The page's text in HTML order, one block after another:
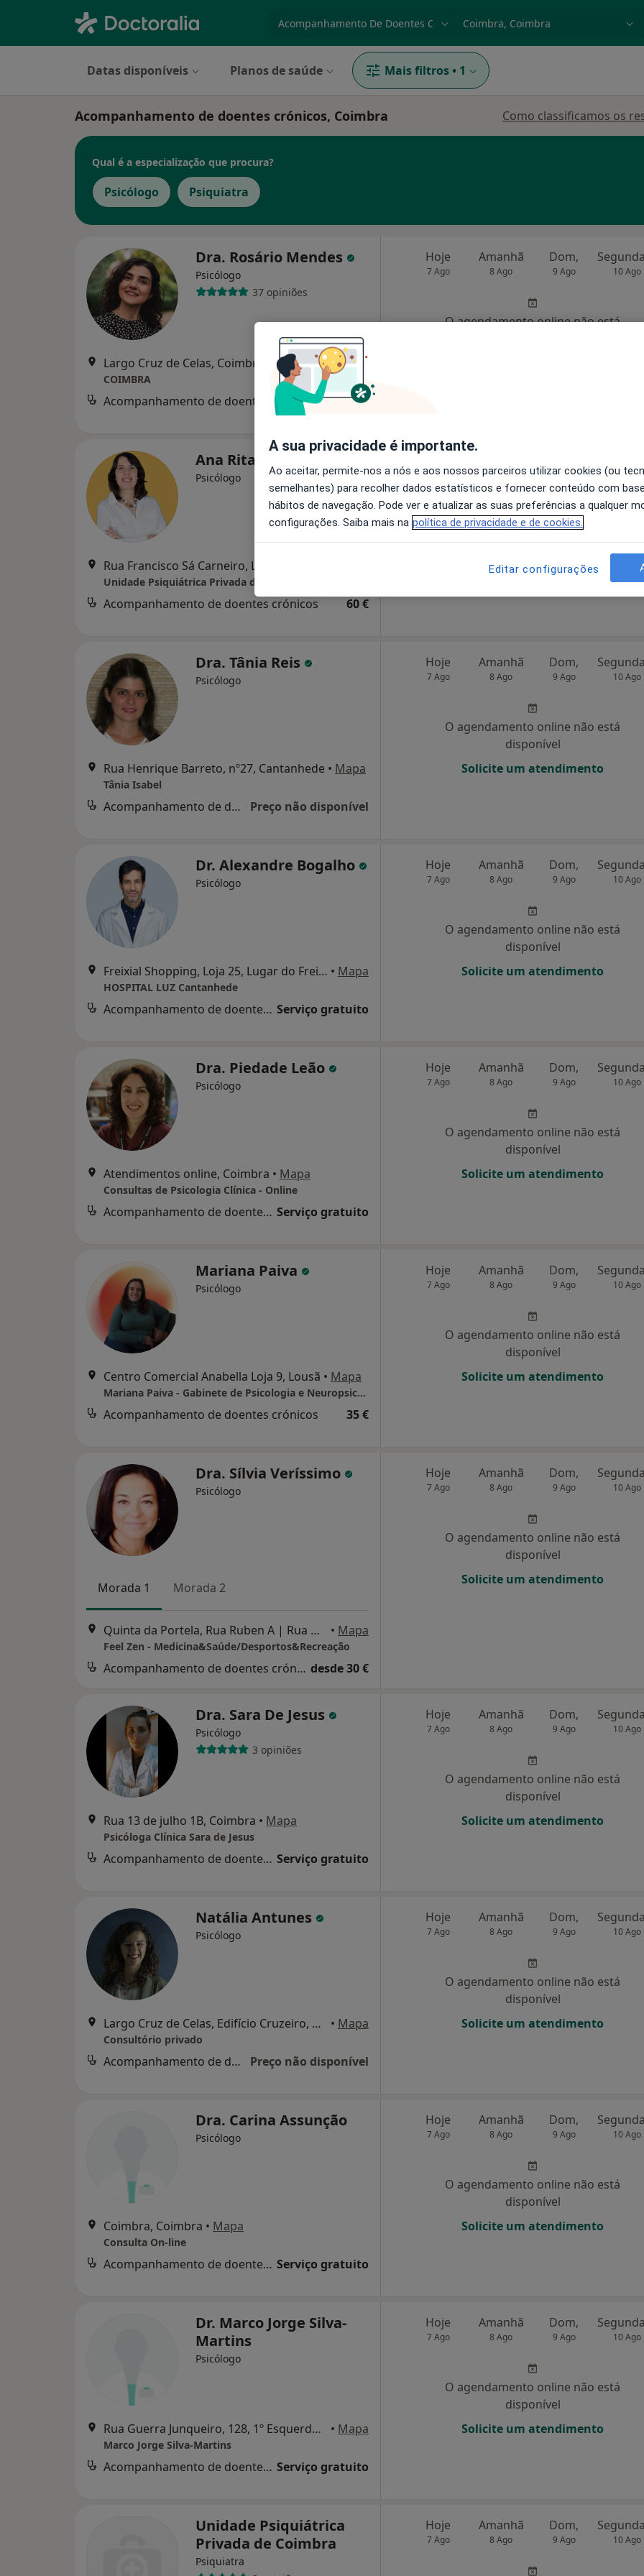
Datas disponíveis Planos de saúde Mais filtros • 1
Acompanhamento de doentes crónicos, Coimbra Como classificamos os
Qual é a especialização que procura?
Psicólogo Psiquiatra
Dra. Rosário Mendes
Psicólogo
37 opiniões
Largo Cruz de Celas, Coimbra Mapa
COIMBRA
Acompanhamento de doentes crónicos desde 40 €
Hoje
7 Ago
Amanhã
8 Ago
Dom,
9 Ago 10 Ago
O agendamento online não está
Ana Rita Sousa E Silva
Psicólogo
Unidade Psiquiátrica Privada de Coimbra
Acompanhamento de doentes crónicos 60 €
7 Ago 8 Ago 9 Ago 10 Ago
O agendamento online não está
Solicite um atendimento
Dra. Tânia Reis
Psicólogo
Rua Henrique Barreto, nº27, Cantanhede • Mapa
Tânia Isabel
Acompanhamento de doentes crónicos Preço não disponível
Hoje
7 Ago
Amanhã
8 Ago
Dom,
9 Ago 10 Ago
O agendamento online não está
disponível
Solicite um atendimento
Dr. Alexandre Bogalho
Psicólogo
Freixial Shopping, Loja 25, Lugar do Freixial Cantanhede, Cantanhede • Mapa
HOSPITAL LUZ Cantanhede
Acompanhamento de doentes crónicos Serviço gratuito
Hoje
7 Ago
Amanhã
8 Ago
Dom,
9 Ago 10 Ago
O agendamento online não está
disponível
Solicite um atendimento
Dra. Piedade Leão
Psicólogo
Atendimentos online, Coimbra • Mapa
Consultas de Psicologia Clínica - Online
Acompanhamento de doentes crónicos Serviço gratuito
Hoje
7 Ago
Amanhã
8 Ago
Dom,
9 Ago 10 Ago
O agendamento online não está
disponível
Solicite um atendimento
Mariana Paiva
Psicólogo
Centro Comercial Anabella Loja 9, Lousã • Mapa
Mariana Paiva - Gabinete de Psicologia e Neuropsicologia
Acompanhamento de doentes crónicos 35 €
Hoje
7 Ago
Amanhã
8 Ago
Dom,
9 Ago 10 Ago
O agendamento online não está
disponível
Solicite um atendimento
Dra. Sílvia Veríssimo
Psicólogo
Morada 1 Morada 2
Quinta da Portela, Rua Ruben A | Rua O Conimbricense Lote 22.7, Loja 4, Coimbra • Mapa
Feel Zen - Medicina&Saúde/Desportos&Recreação
Acompanhamento de doentes crónicos desde 30 €
Hoje
7 Ago
Amanhã
8 Ago
Dom,
9 Ago 10 Ago
O agendamento online não está
disponível
Solicite um atendimento
Dra. Sara De Jesus
Psicólogo
3 opiniões
Rua 13 de julho 1B, Coimbra • Mapa
Psicóloga Clínica Sara de Jesus
Acompanhamento de doentes crónicos Serviço gratuito
Hoje
7 Ago
Amanhã
8 Ago
Dom,
9 Ago 10 Ago
O agendamento online não está
disponível
Solicite um atendimento
Natália Antunes
Psicólogo
Largo Cruz de Celas, Edifício Cruzeiro, n.º 4, 1.º andar, Sala 8, Coimbra • Mapa
Consultório privado
Acompanhamento de doentes crónicos Preço não disponível
Hoje
7 Ago
Amanhã
8 Ago
Dom,
9 Ago 10 Ago
O agendamento online não está
disponível
Solicite um atendimento
Dra. Carina Assunção
Psicólogo
Coimbra, Coimbra • Mapa
Consulta On-line
Acompanhamento de doentes crónicos Serviço gratuito
Hoje
7 Ago
Amanhã
8 Ago
Dom,
9 Ago 10 Ago
O agendamento online não está
disponível
Solicite um atendimento
Dr. Marco Jorge Silva-
Martins
Psicólogo
Rua Guerra Junqueiro, 128, 1º Esquerdo, Coimbra • Mapa
Marco Jorge Silva-Martins
Acompanhamento de doentes crónicos Serviço gratuito
Hoje
7 Ago
Amanhã
8 Ago
Dom,
9 Ago 10 Ago
O agendamento online não está
disponível
Solicite um atendimento
Unidade Psiquiátrica
Privada de Coimbra
Psiquiatra
Hoje
7 Ago
Amanhã
8 Ago
Dom,
9 Ago 10 Ago
A sua privacidade é importante.
Ao aceitar, permite-nos a nós e aos nossos parceiros utilizar cookies (ou
semelhantes) para recolher dados estatísticos e fornecer conteúdo com
hábitos de navegação. Pode ver e atualizar as suas preferências a qualquer
configurações. Saiba mais na política de privacidade e de cookies.
Editar configurações